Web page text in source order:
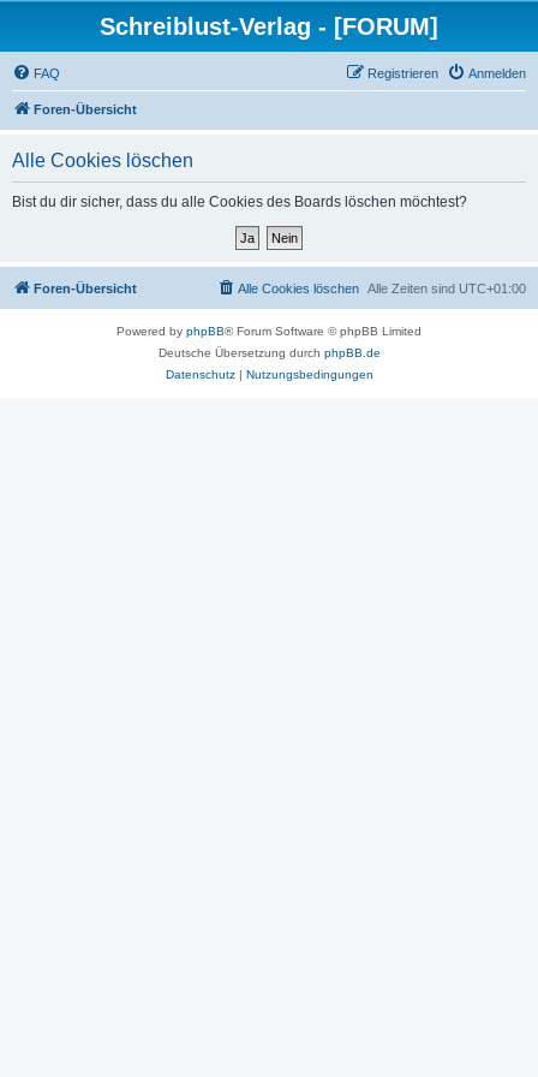
Schreiblust-Verlag - [FORUM]
FAQ Anmelden
Registrieren
Foren-Übersicht
Alle Cookies löschen
Bist du dir sicher, dass du alle Cookies des Boards löschen möchtest?
Foren-Übersicht Alle Zeiten sind UTC+01:00
Alle Cookies löschen
Powered by phpBB® Forum Software © phpBB Limited
Deutsche Übersetzung durch phpBB.de
Datenschutz| Nutzungsbedingungen